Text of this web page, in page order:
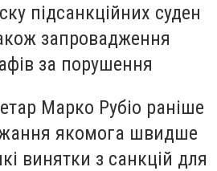
підсанкційних суден
запровадження
за порушення
Марко Рубіо раніше
якомога швидше
винятки з санкцій для